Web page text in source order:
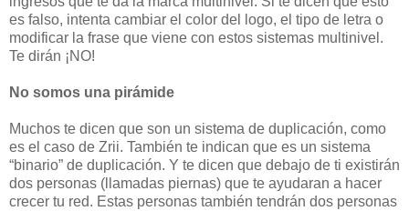
es falso, intenta cambiar el color del logo, el tipo de letra o
modificar la frase que viene con estos sistemas multinivel.
Te dirán ¡NO!
No somos una pirámide
Muchos te dicen que son un sistema de duplicación, como
es el caso de Zrii. También te indican que es un sistema
“binario” de duplicación. Y te dicen que debajo de ti existirán
dos personas (llamadas piernas) que te ayudaran a hacer
crecer tu red. Estas personas también tendrán dos personas